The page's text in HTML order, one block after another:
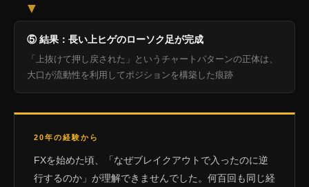
▼
⑤ 結果：長い上ヒゲのローソク足が完成
「上抜けて押し戻された」というチャートパターンの正体は、
大口が流動性を利用してポジションを構築した痕跡
20年の経験から
FXを始めた頃、「なぜブレイクアウトで入ったのに逆
行するのか」が理解できませんでした。何百回も同じ経